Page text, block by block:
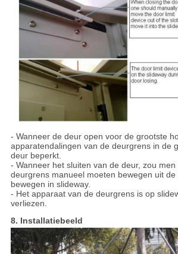
- Wanneer de deur open voor de grootste
apparatendalingen van de deurgrens in de
deur beperkt.
- Wanneer het sluiten van de deur, zou
deurgrens manueel moeten bewegen uit
bewegen in slideway.
- Het apparaat van de deurgrens is op
verliezen.
8. Installatiebeeld